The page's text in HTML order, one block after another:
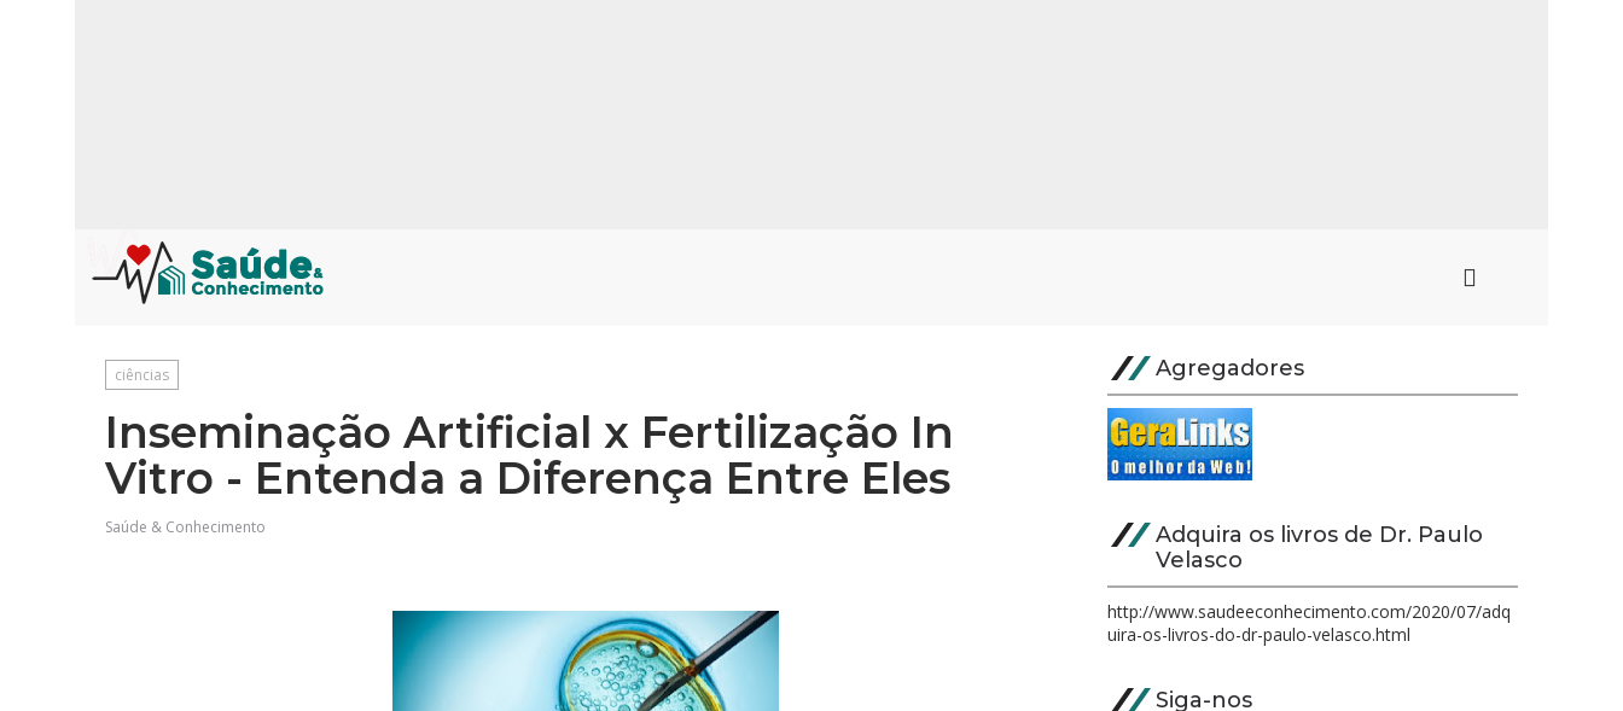
ciências
Inseminação Artificial x Fertilização In
Vitro - Entenda a Diferença Entre Eles
Saúde & Conhecimento
Agregadores
Adquira os livros de Dr. Paulo
Velasco
http://www.saudeeconhecimento.com/2020/07/adq
uira-os-livros-do-dr-paulo-velasco.html
Siga-nos